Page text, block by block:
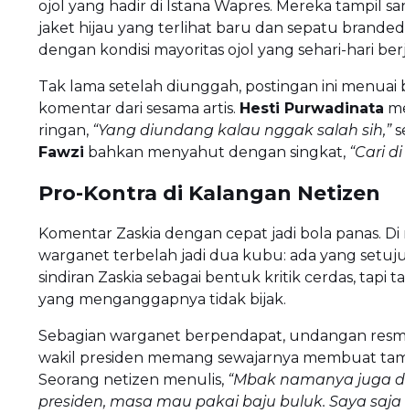
ojol yang hadir di Istana Wapres. Mereka tampil
jaket hijau yang terlihat baru dan sepatu
dengan kondisi mayoritas ojol yang sehari-hari
Tak lama setelah diunggah, postingan ini menuai
komentar dari sesama artis. Hesti Purwadinata
ringan, “Yang diundang kalau nggak salah sih,”
Fawzi bahkan menyahut dengan singkat, “Cari
Pro-Kontra di Kalangan Netizen
Komentar Zaskia dengan cepat jadi bola panas. Di
warganet terbelah jadi dua kubu: ada yang
sindiran Zaskia sebagai bentuk kritik cerdas, tapi
yang menganggapnya tidak bijak.
Sebagian warganet berpendapat, undangan
wakil presiden memang sewajarnya membuat
Seorang netizen menulis, “Mbak namanya juga
presiden, masa mau pakai baju buluk. Saya